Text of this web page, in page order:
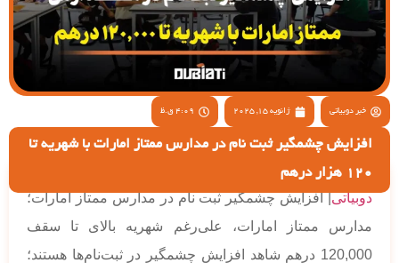
خبر دوبیاتی ژانویه 15, 2025 4:09 ق.ظ
افزایش چشمگیر ثبت نام در مدارس ممتاز امارات با شهریه تا
120 هزار درهم
دوبیاتی| افزایش چشمگیر ثبت نام در مدارس ممتاز امارات؛
مدارس ممتاز امارات، علی‌رغم شهریه بالای تا سقف
120,000 درهم شاهد افزایش چشمگیر در ثبت‌نام‌ها هستند؛